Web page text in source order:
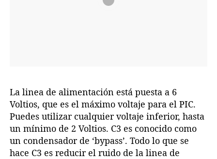
La linea de alimentación está puesta a 6
Voltios, que es el máximo voltaje para el PIC.
Puedes utilizar cualquier voltaje inferior, hasta
un mínimo de 2 Voltios. C3 es conocido como
un condensador de ‘bypass’. Todo lo que se
hace C3 es reducir el ruido de la linea de